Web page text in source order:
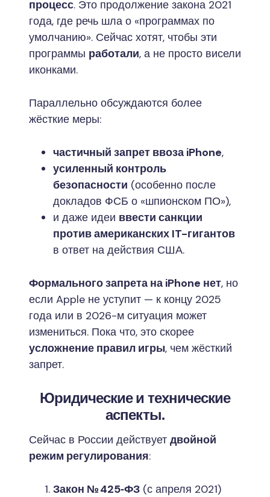
процесс. Это продолжение закона 2021
года, где речь шла о «программах по
умолчанию». Сейчас хотят, чтобы эти
программы работали, а не просто висели
иконками.
Параллельно обсуждаются более
жёсткие меры:
частичный запрет ввоза iPhone,
усиленный контроль
безопасности (особенно после
докладов ФСБ о «шпионском ПО»),
и даже идеи ввести санкции
против американских IT-гигантов
в ответ на действия США.
Формального запрета на iPhone нет, но
если Apple не уступит — к концу 2025
года или в 2026-м ситуация может
измениться. Пока что, это скорее
усложнение правил игры, чем жёсткий
запрет.
Юридические и технические
аспекты.
Сейчас в России действует двойной
режим регулирования:
Закон № 425‑ФЗ (с апреля 2021)